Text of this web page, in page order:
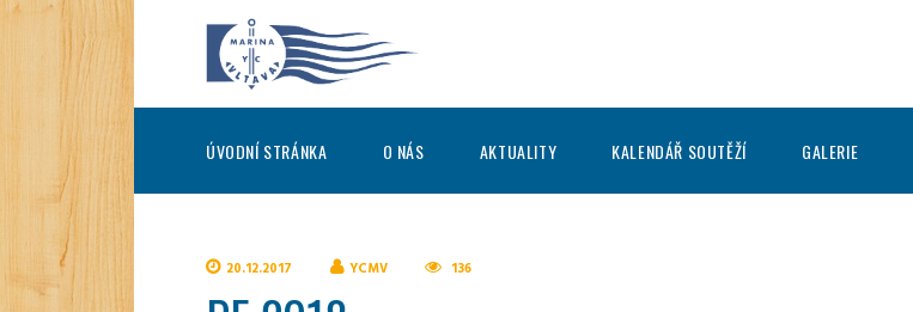
ÚVODNÍ STRÁNKA O NÁS AKTUALITY KALENDÁŘ SOUTĚŽÍ GALERIE
20.12.2017 YCMV 136